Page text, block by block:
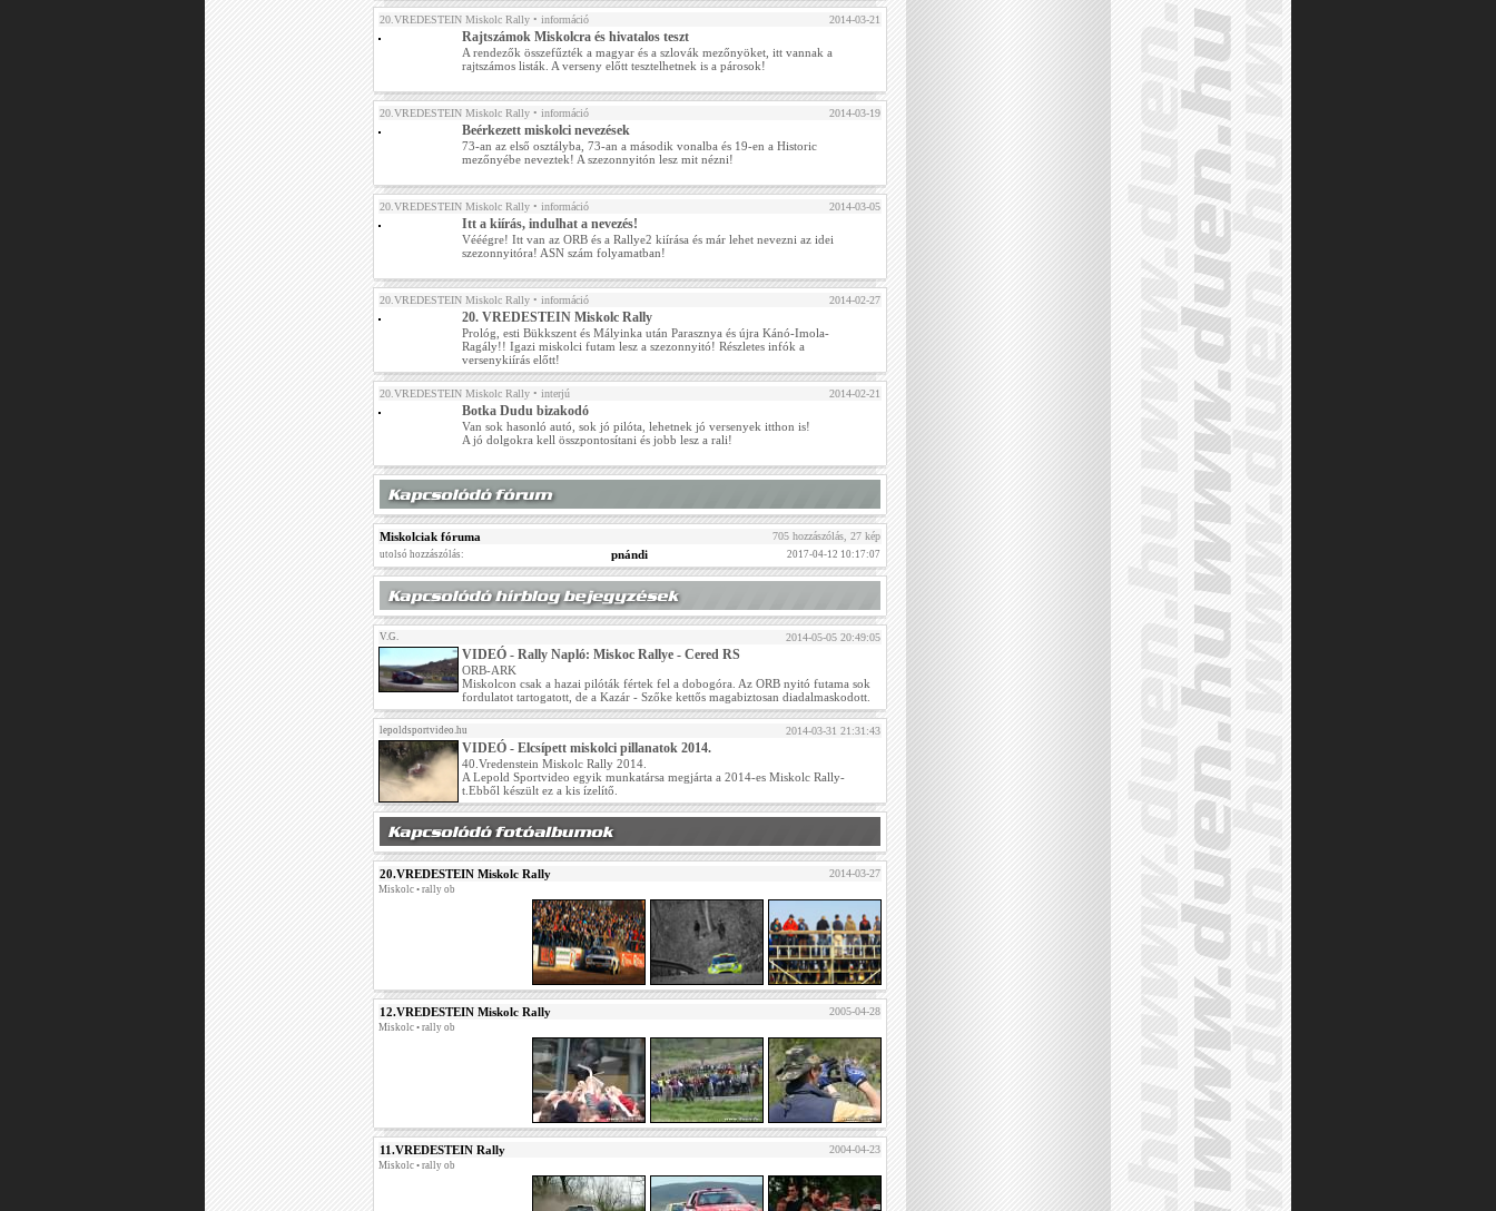
20.VREDESTEIN Miskolc Rally • információ 2014-03-21
Rajtszámok Miskolcra és hivatalos teszt
A rendezők összefűzték a magyar és a szlovák mezőnyöket, itt vannak a
rajtszámos listák. A verseny előtt tesztelhetnek is a párosok!
20.VREDESTEIN Miskolc Rally • információ 2014-03-19
Beérkezett miskolci nevezések
73-an az első osztályba, 73-an a második vonalba és 19-en a Historic
mezőnyébe neveztek! A szezonnyitón lesz mit nézni!
20.VREDESTEIN Miskolc Rally • információ 2014-03-05
Itt a kiírás, indulhat a nevezés!
Vééégre! Itt van az ORB és a Rallye2 kiírása és már lehet nevezni az idei
szezonnyitóra! ASN szám folyamatban!
20.VREDESTEIN Miskolc Rally • információ 2014-02-27
20. VREDESTEIN Miskolc Rally
Prológ, esti Bükkszent és Mályinka után Parasznya és újra Kánó-Imola-
Ragály!! Igazi miskolci futam lesz a szezonnyitó! Részletes infók a
versenykiírás előtt!
20.VREDESTEIN Miskolc Rally • interjú 2014-02-21
Botka Dudu bizakodó
Van sok hasonló autó, sok jó pilóta, lehetnek jó versenyek itthon is!
A jó dolgokra kell összpontosítani és jobb lesz a rali!
Miskolciak fóruma 705 hozzászólás, 27 kép
utolsó hozzászólás: pnándi 2017-04-12 10:17:07
V.G. 2014-05-05 20:49:05
VIDEÓ - Rally Napló: Miskoc Rallye - Cered RS
ORB-ARK
Miskolcon csak a hazai pilóták fértek fel a dobogóra. Az ORB nyitó futama sok
fordulatot tartogatott, de a Kazár - Szőke kettős magabiztosan diadalmaskodott.
lepoldsportvideo.hu 2014-03-31 21:31:43
VIDEÓ - Elcsípett miskolci pillanatok 2014.
40.Vredenstein Miskolc Rally 2014.
A Lepold Sportvideo egyik munkatársa megjárta a 2014-es Miskolc Rally-
t.Ebből készült ez a kis ízelítő.
20.VREDESTEIN Miskolc Rally 2014-03-27
Miskolc • rally ob
12.VREDESTEIN Miskolc Rally 2005-04-28
Miskolc • rally ob
11.VREDESTEIN Rally 2004-04-23
Miskolc • rally ob